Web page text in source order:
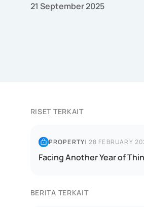
21 September 2025
RISET TERKAIT
PROPERTY| 28 FEBRUARY
Facing Another Year of
BERITA TERKAIT